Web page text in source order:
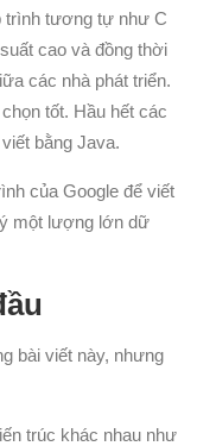
trình tương tự như C
cao và đồng thời
các nhà phát triển.
tốt. Hầu hết các
bằng Java.
của Google để viết
một lượng lớn dữ
bài viết này, nhưng
trúc khác nhau như